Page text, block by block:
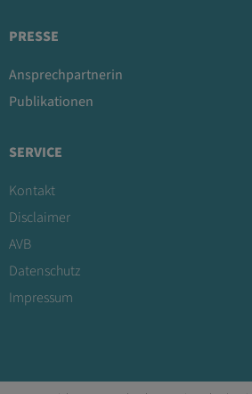
PRESSE
Ansprechpartnerin
Publikationen
SERVICE
Kontakt
Disclaimer
AVB
Datenschutz
Impressum